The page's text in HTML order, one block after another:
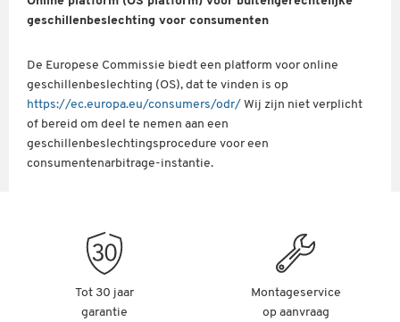
geschillenbeslechting voor consumenten
De Europese Commissie biedt een platform voor online
geschillenbeslechting (OS), dat te vinden is op
https://ec.europa.eu/consumers/odr/ Wij zijn niet verplicht
of bereid om deel te nemen aan een
geschillenbeslechtingsprocedure voor een
consumentenarbitrage-instantie.
Tot 30 jaar
garantie
Montageservice
op aanvraag